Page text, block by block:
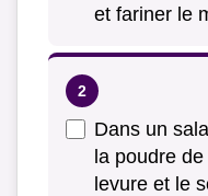
et fariner le
Dans un
la poudre
levure et le